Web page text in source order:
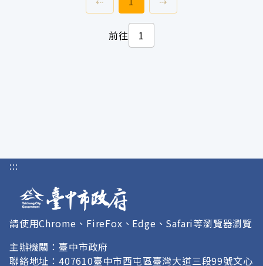
前往
:::
請使用Chrome、FireFox、Edge、Safari等瀏覽器瀏覽
主辦機關：臺中市政府
聯絡地址：407610臺中市西屯區臺灣大道三段99號文心